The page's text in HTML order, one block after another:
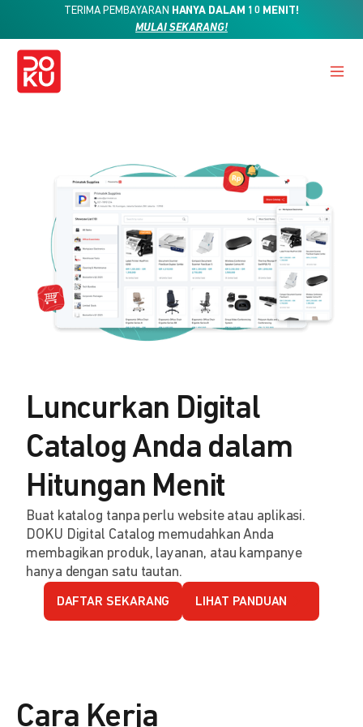
TERIMA PEMBAYARAN HANYA DALAM 10 MENIT!
MULAI SEKARANG!
Luncurkan Digital
Catalog Anda dalam
Hitungan Menit
Buat katalog tanpa perlu website atau aplikasi.
DOKU Digital Catalog memudahkan Anda
membagikan produk, layanan, atau kampanye
hanya dengan satu tautan.
DAFTAR SEKARANG LIHAT PANDUAN
Cara Kerja